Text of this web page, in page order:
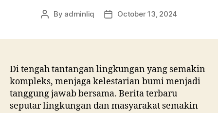
Post
By adminliq
PostOctober 13, 2024
Di tengah tantangan lingkungan yang semakin
kompleks, menjaga kelestarian bumi menjadi
tanggung jawab bersama. Berita terbaru
seputar lingkungan dan masyarakat semakin